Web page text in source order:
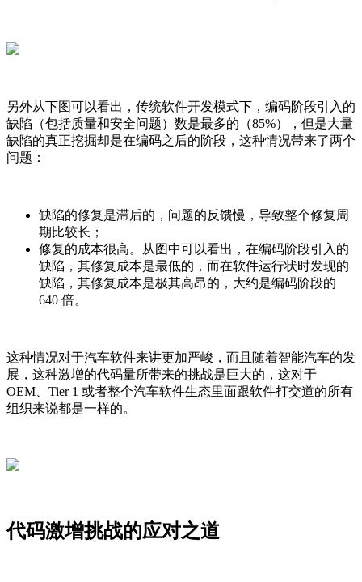
另外从下图可以看出，传统软件开发模式下，编码阶段引入的
缺陷（包括质量和安全问题）数是最多的（85%），但是大量
缺陷的真正挖掘却是在编码之后的阶段，这种情况带来了两个
问题：
缺陷的修复是滞后的，问题的反馈慢，导致整个修复周
期比较长；
修复的成本很高。从图中可以看出，在编码阶段引入的
缺陷，其修复成本是最低的，而在软件运行状时发现的
缺陷，其修复成本是极其高昂的，大约是编码阶段的
640 倍。
这种情况对于汽车软件来讲更加严峻，而且随着智能汽车的发
展，这种激增的代码量所带来的挑战是巨大的，这对于
OEM、Tier 1 或者整个汽车软件生态里面跟软件打交道的所有
组织来说都是一样的。
代码激增挑战的应对之道